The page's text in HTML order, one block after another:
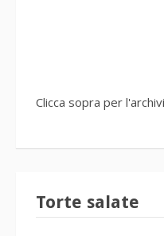
Clicca sopra per
Torte salate